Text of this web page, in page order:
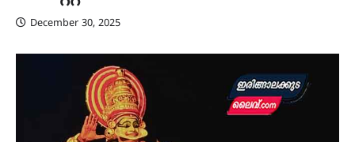
December 30, 2025